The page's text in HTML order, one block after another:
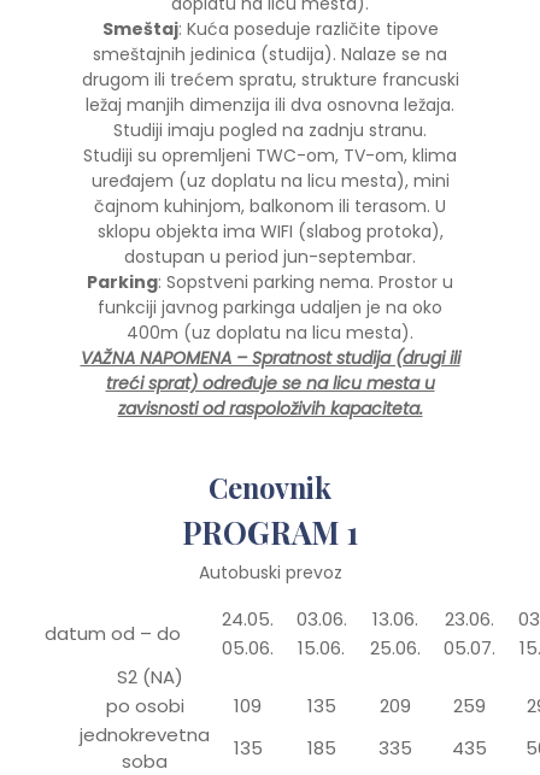
Smeštaj: Kuća poseduje različite tipove
smeštajnih jedinica (studija). Nalaze se na
drugom ili trećem spratu, strukture francuski
ležaj manjih dimenzija ili dva osnovna ležaja.
Studiji imaju pogled na zadnju stranu.
Studiji su opremljeni TWC-om, TV-om, klima
uređajem (uz doplatu na licu mesta), mini
čajnom kuhinjom, balkonom ili terasom. U
sklopu objekta ima WIFI (slabog protoka),
dostupan u period jun-septembar.
Parking: Sopstveni parking nema. Prostor u
funkciji javnog parkinga udaljen je na oko
400m (uz doplatu na licu mesta).
VAŽNA NAPOMENA – Spratnost studija (drugi ili
treći sprat) određuje se na licu mesta u
zavisnosti od raspoloživih kapaciteta.
Cenovnik
PROGRAM 1
Autobuski prevoz
datum od – do
24.05. 03.06. 13.06. 23.06.
05.06.
15.06. 25.06. 05.07.
S2 (NA)
po osobi
109 135 209 259
jednokrevetna
soba
135 185 335 435